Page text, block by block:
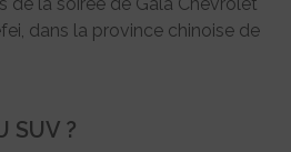
dans la province chinoise de
SUV ?